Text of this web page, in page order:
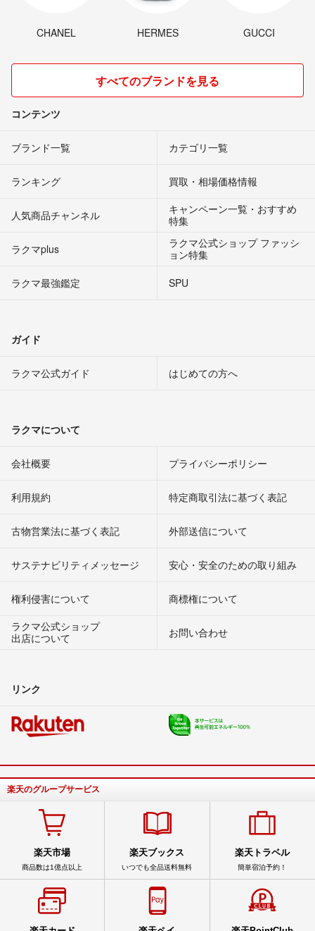
CHANEL HERMES GUCCI
すべてのブランドを見る
コンテンツ
ブランド一覧 カテゴリ一覧
ランキング 買取・相場価格情報
人気商品チャンネル
キャンペーン一覧・おすすめ
特集
ラクマplus
ラクマ公式ショップ ファッシ
ョン特集
ラクマ最強鑑定
SPU
ガイド
ラクマ公式ガイド はじめての方へ
ラクマについて
会社概要 プライバシーポリシー
利用規約 特定商取引法に基づく表記
古物営業法に基づく表記 外部送信について
サステナビリティメッセージ 安心・安全のための取り組み
権利侵害について
商標権について
ラクマ公式ショップ
出店について
お問い合わせ
リンク
楽天のグループサービス
楽天市場
商品数は1億点以上
楽天ブックス
いつでも全品送料無料
楽天トラベル
簡単宿泊予約！